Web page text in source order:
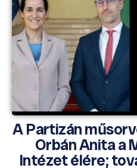
A Partizán
Orbán Anita a
Intézet élére;